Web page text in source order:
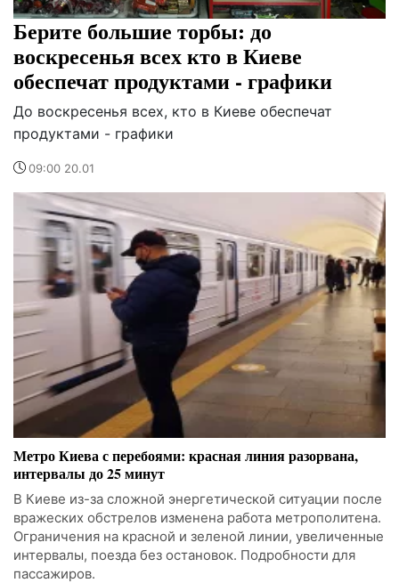
Берите большие торбы: до
воскресенья всех кто в Киеве
обеспечат продуктами - графики
До воскресенья всех, кто в Киеве обеспечат
продуктами - графики
09:00 20.01
Метро Киева с перебоями: красная линия разорвана,
интервалы до 25 минут
В Киеве из-за сложной энергетической ситуации после
вражеских обстрелов изменена работа метрополитена.
Ограничения на красной и зеленой линии, увеличенные
интервалы, поезда без остановок. Подробности для
пассажиров.